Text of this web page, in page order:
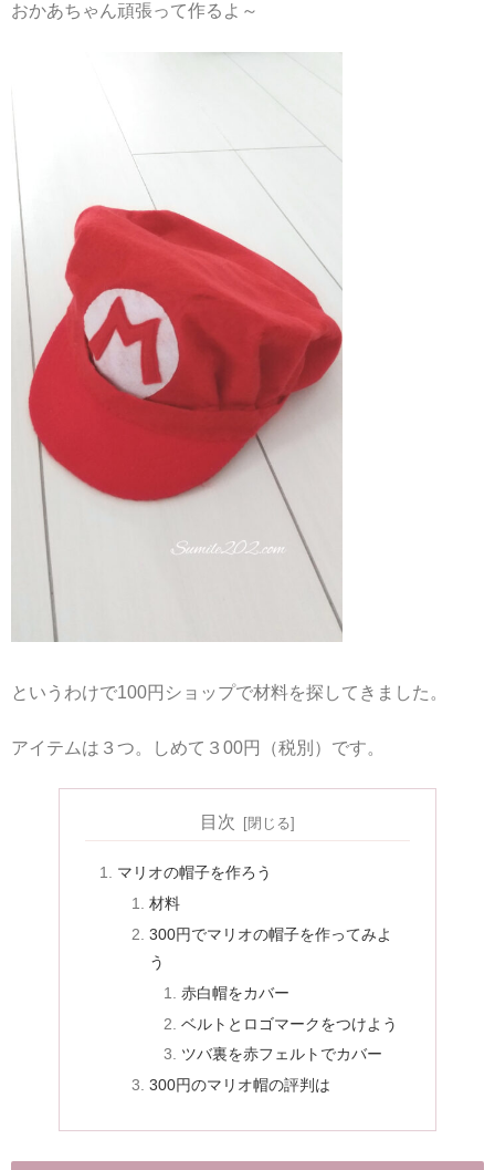
おかあちゃん頑張って作るよ～
というわけで100円ショップで材料を探してきました。
アイテムは３つ。しめて３00円（税別）です。
目次
マリオの帽子を作ろう
材料
300円でマリオの帽子を作ってみよ
う
赤白帽をカバー
ベルトとロゴマークをつけよう
ツバ裏を赤フェルトでカバー
300円のマリオ帽の評判は